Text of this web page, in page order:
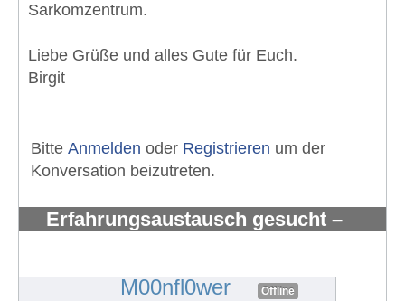
Sarkomzentrum.
Liebe Grüße und alles Gute für Euch.
Birgit
Bitte Anmelden oder Registrieren um der
Konversation beizutreten.
Erfahrungsaustausch gesucht –
M00nfl0wer Offline